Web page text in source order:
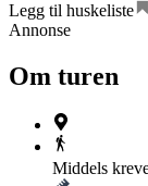
Legg til huskeliste
Annonse
Om turen
Middels